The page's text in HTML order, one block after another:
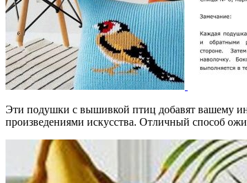
Эти подушки с вышивкой птиц добавят вашему
произведениями искусства. Отличный способ